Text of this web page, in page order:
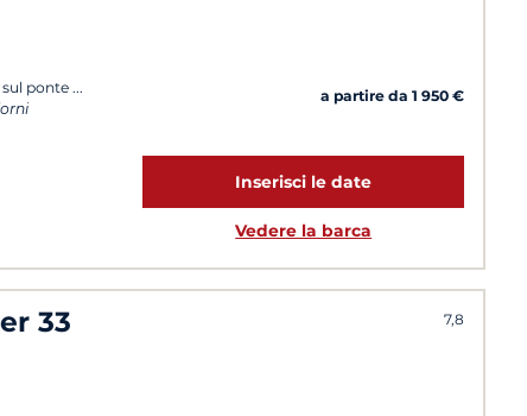
ponte
a partire da 1 950 €
Inserisci le date
Vedere la barca
33 7,8